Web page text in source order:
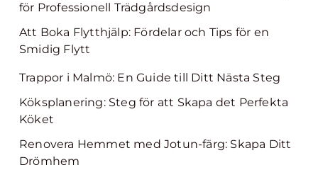
för Professionell Trädgårdsdesign
Att Boka Flytthjälp: Fördelar och Tips för en
Smidig Flytt
Trappor i Malmö: En Guide till Ditt Nästa Steg
Köksplanering: Steg för att Skapa det Perfekta
Köket
Renovera Hemmet med Jotun-färg: Skapa Ditt
Drömhem